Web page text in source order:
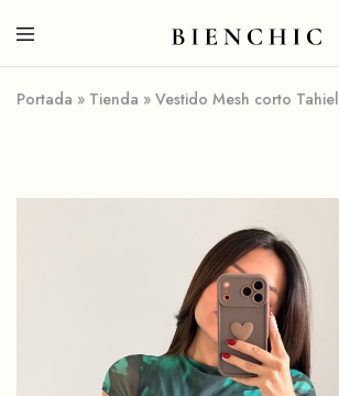
Portada » Tienda » Vestido Mesh corto Tahiel